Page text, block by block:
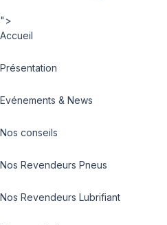
">
Accueil
Présentation
Evénements & News
Nos conseils
Nos Revendeurs Pneus
Nos Revendeurs Lubrifiant